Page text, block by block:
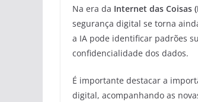
Na era da Internet das Coisas
segurança digital se torna
a IA pode identificar padrões
confidencialidade dos dados.
É importante destacar a
digital, acompanhando as